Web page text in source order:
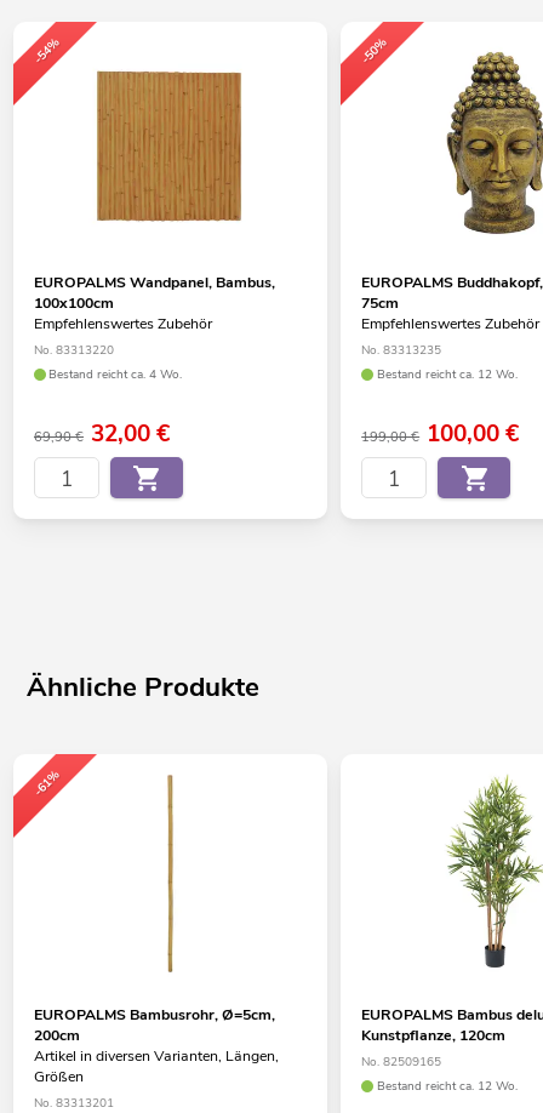
-54%
EUROPALMS Wandpanel, Bambus,
100x100cm
Empfehlenswertes Zubehör
No. 83313220
Bestand reicht ca. 4 Wo.
69,90 € 32,00€
-50%
EUROPALMS
75cm
Empfehlenswertes Zubehör
No. 83313235
Bestand reicht ca. 12 Wo.
199,00 € 100,00€
Ähnliche Produkte
-61%
EUROPALMS Bambusrohr, Ø=5cm,
200cm
Artikel in diversen Varianten, Längen,
Größen
No. 83313201
EUROPALMS Bambus
Kunstpflanze, 120cm
No. 82509165
Bestand reicht ca. 12 Wo.